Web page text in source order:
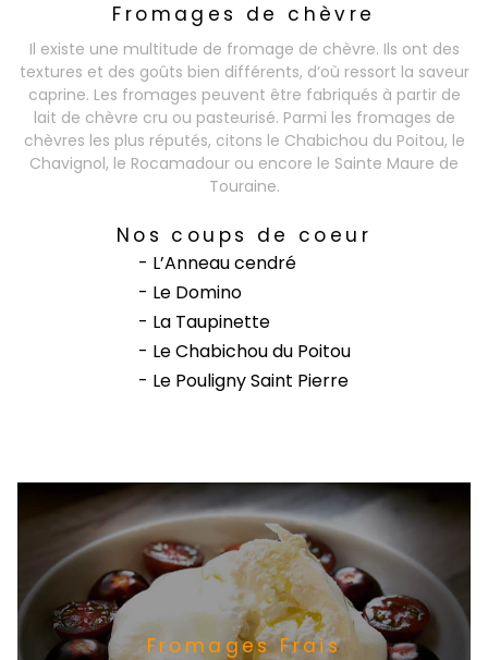
Fromages de chèvre
Il existe une multitude de fromage de chèvre. Ils ont des
textures et des goûts bien différents, d’où ressort la saveur
caprine. Les fromages peuvent être fabriqués à partir de
lait de chèvre cru ou pasteurisé. Parmi les fromages de
chèvres les plus réputés, citons le Chabichou du Poitou, le
Chavignol, le Rocamadour ou encore le Sainte Maure de
Touraine.
Nos coups de coeur
- L’Anneau cendré
- Le Domino
- La Taupinette
- Le Chabichou du Poitou
- Le Pouligny Saint Pierre
Fromages Frais